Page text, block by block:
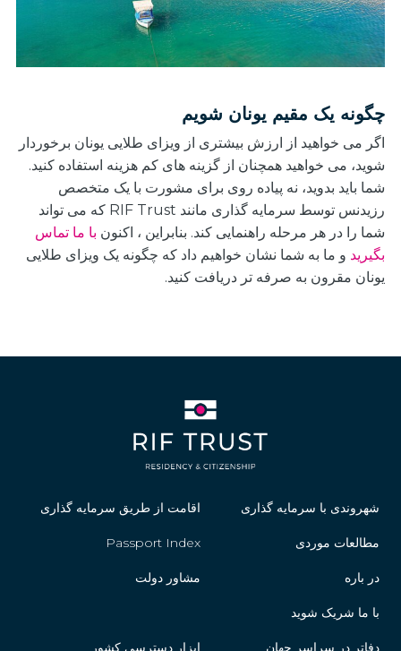
چگونه یک مقیم یونان شویم
اگر می خواهید از ارزش بیشتری از ویزای طلایی یونان برخوردار
شوید، می خواهید همچنان از گزینه های کم هزینه استفاده کنید.
شما باید بدوید، نه پیاده روی برای مشورت با یک متخصص
رزیدنس توسط سرمایه گذاری مانند RIF Trust که می تواند
شما را در هر مرحله راهنمایی کند. بنابراین ، اکنون با ما تماس
بگیرید و ما به شما نشان خواهیم داد که چگونه یک ویزای طلایی
یونان مقرون به صرفه تر دریافت کنید.
شهروندی با سرمایه گذاری اقامت از طریق سرمایه گذاری
مطالعات موردی Passport Index
در باره مشاور دولت
با ما شریک شوید
دفاتر در سراسر جهان ابزار دسترسی کشور